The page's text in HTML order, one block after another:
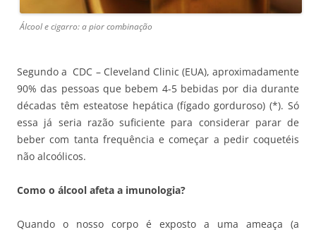
Álcool e cigarro: a pior combinação
Segundo a CDC – Cleveland Clinic (EUA), aproximadamente
90% das pessoas que bebem 4-5 bebidas por dia durante
décadas têm esteatose hepática (fígado gorduroso) (*). Só
essa já seria razão suficiente para considerar parar de
beber com tanta frequência e começar a pedir coquetéis
não alcoólicos.
Como o álcool afeta a imunologia?
Quando o nosso corpo é exposto a uma ameaça (a